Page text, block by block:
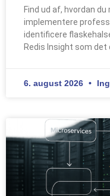
Find ud af, hvordan
implementere
identificere
Redis Insight som
6. august 2026